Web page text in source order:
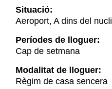
Situació:
Aeroport, A dins del
Períodes de lloguer:
Cap de setmana
Modalitat de lloguer:
Règim de casa sencera